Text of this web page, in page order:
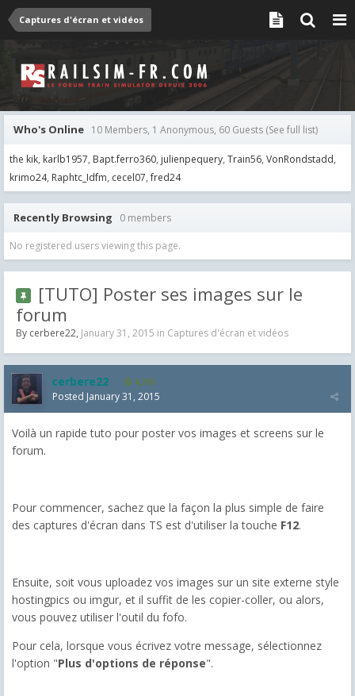
Captures d'écran et vidéos
Who's Online 10 Members, 1 Anonymous, 60 Guests (See full list)
the kik karlb1957 Bapt.ferro360 julienpequery Train56 VonRondstadd
krimo24 Raphtc_Idfm cecel07 fred24
Recently Browsing 0 members
No registered users viewing this page.
[TUTO] Poster ses images sur le
forum
By cerbere22, January 31, 2015 in Captures d'écran et vidéos
cerbere22 4,385
Posted January 31, 2015
Voilà un rapide tuto pour poster vos images et screens sur le
forum.
Pour commencer, sachez que la façon la plus simple de faire
des captures d'écran dans TS est d'utiliser la touche F12.
Ensuite, soit vous uploadez vos images sur un site externe style
hostingpics ou imgur, et il suffit de les copier-coller, ou alors,
vous pouvez utiliser l'outil du fofo.
Pour cela, lorsque vous écrivez votre message, sélectionnez
l'option "Plus d'options de réponse".